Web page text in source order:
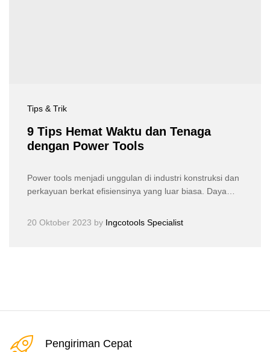
Tips & Trik
9 Tips Hemat Waktu dan Tenaga
dengan Power Tools
Power tools menjadi unggulan di industri konstruksi dan
perkayuan berkat efisiensinya yang luar biasa. Daya…
20 Oktober 2023 by Ingcotools Specialist
Pengiriman Cepat